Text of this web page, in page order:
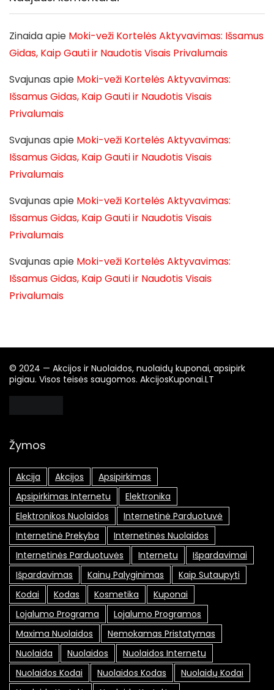
Zinaidaapie Moki-veži Kortelės Aktyvavimas: Išsamus
Gidas, Kaip Gauti ir Naudotis Visais Privalumais
Svajunas apie Moki-veži Kortelės Aktyvavimas:
Išsamus Gidas, Kaip Gauti ir Naudotis Visais
Privalumais
Svajunas apie Moki-veži Kortelės Aktyvavimas:
Išsamus Gidas, Kaip Gauti ir Naudotis Visais
Privalumais
Svajunas apie Moki-veži Kortelės Aktyvavimas:
Išsamus Gidas, Kaip Gauti ir Naudotis Visais
Privalumais
Svajunas apie Moki-veži Kortelės Aktyvavimas:
Išsamus Gidas, Kaip Gauti ir Naudotis Visais
Privalumais
© 2024 — Akcijos ir Nuolaidos, nuolaidų kuponai, apsipirk
pigiau. Visos teisės saugomos. AkcijosKuponai.LT
Žymos
Akcija Akcijos
Apsipirkimas
Apsipirkimas Internetu
Elektronika
Elektronikos Nuolaidos
Internetinė Parduotuvė
Internetinė Prekyba
Internetinės Nuolaidos
Internetinės Parduotuvės
Internetu
Išpardavimai
Išpardavimas
Kainų Palyginimas
Kaip Sutaupyti
Kodai
Kodas Kosmetika
Kuponai
Lojalumo Programa
Lojalumo Programos
Maxima Nuolaidos
Nemokamas Pristatymas
Nuolaida
Nuolaidos
Nuolaidos Internetu
Nuolaidos Kodai
Nuolaidos Kodas
Nuolaidų Kodai